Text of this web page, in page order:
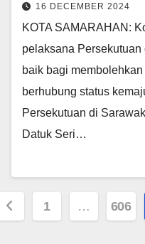
16 DECEMBER 2024
KOTA SAMARAHAN:
pelaksana
baik bagi
berhubung status
Persekutuan di
Datuk Seri…
1 … 606